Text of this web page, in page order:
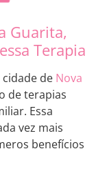
Guarita,
Terapia
cidade de Nova
de terapias
Essa
vez mais
benefícios